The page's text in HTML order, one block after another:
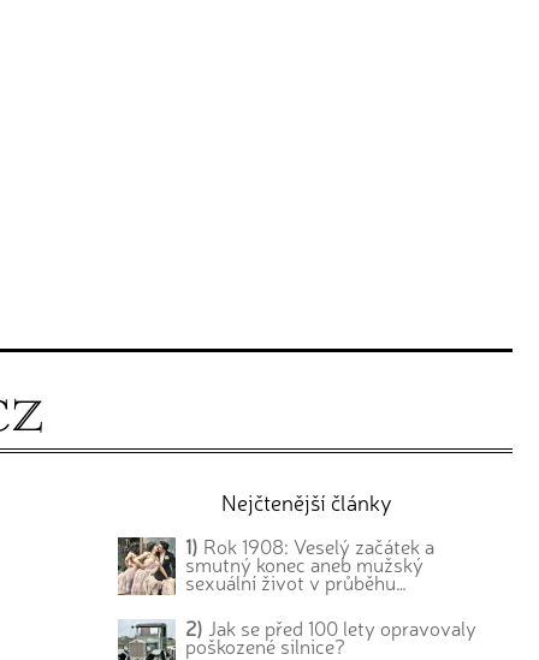
Nejčtenější články
1) Rok 1908: Veselý začátek a
smutný konec aneb mužský
sexuální život v průběhu…
2) Jak se před 100 lety opravovaly
poškozené silnice?